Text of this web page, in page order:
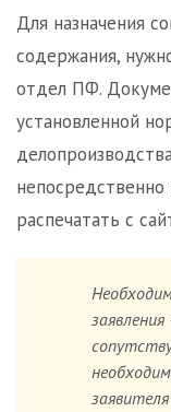
Для назначения
содержания,
отдел ПФ.
установленной
распечатать с